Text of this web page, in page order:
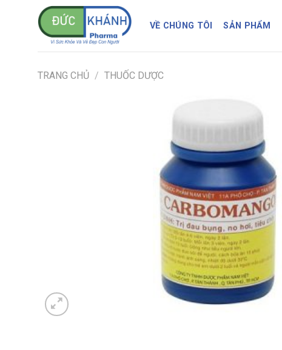
VỀ CHÚNG TÔI SẢN PHẨM
TRANG CHỦ / THUỐC DƯỢC